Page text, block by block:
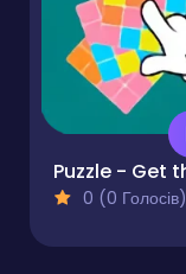
0 (0 Голосів)